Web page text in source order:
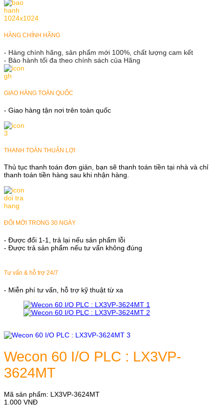
HÀNG CHÍNH HÃNG
- Hàng chính hãng, sản phẩm mới 100%, chất lượng cam kết
- Bảo hành tối đa theo chính sách của Hãng
GIAO HÀNG TOÀN QUỐC
- Giao hàng tận nơi trên toàn quốc
THANH TOÁN THUẬN LỢI
Thủ tục thanh toán đơn giản, bạn sẽ thanh toán tiền tại nhà và chỉ
thanh toán tiền hàng sau khi nhận hàng.
ĐỔI MỚI TRONG 30 NGÀY
- Được đổi 1-1, trả lại nếu sản phẩm lỗi
- Được trả sản phẩm nếu tư vấn không đúng
Tư vấn & hỗ trợ 24/7
- Miễn phí tư vấn, hỗ trợ kỹ thuật từ xa
Wecon 60 I/O PLC : LX3VP-
3624MT
Mã sản phẩm: LX3VP-3624MT
1.000 VNĐ